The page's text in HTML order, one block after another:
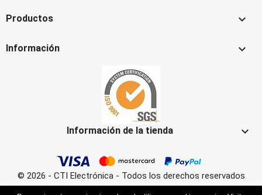
Productos 
Información 
Información de la tienda 
© 2026 - CTI Electrónica - Todos los derechos reservados